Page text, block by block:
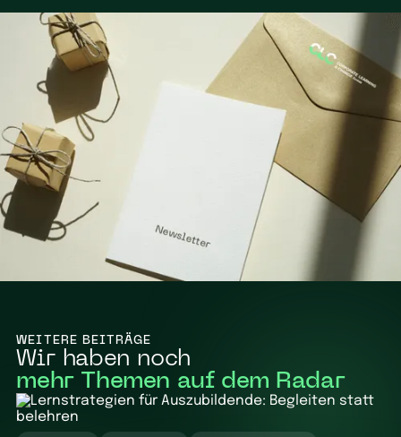
WEITERE BEITRÄGE
Wir haben noch
mehr Themen auf dem Radar